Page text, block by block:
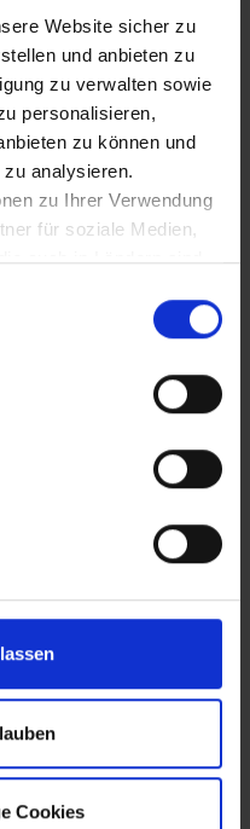
Website sicher zu
und anbieten zu
zu verwalten sowie
personalisieren,
zu können und
analysieren.
zu Ihrer Verwendung
für soziale Medien,
auch in Ländern sind,
Rechte uU nicht
Partner führen
mit weiteren Daten
haben oder die
Cookies
der
Körner